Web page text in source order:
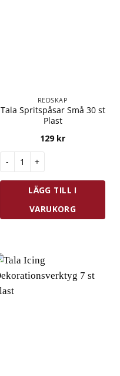
REDSKAP
Tala Spritspåsar Små 30 st
Plast
129 kr
LÄGG TILL I
VARUKORG